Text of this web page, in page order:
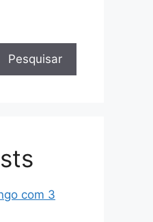
Pesquisar
com 3